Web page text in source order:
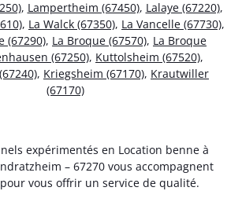
, Lampertheim (67450), Lalaye (67220),
, La Walck (67350), La Vancelle (67730),
(67290), La Broque (67570), La Broque
(67250), Kuttolsheim (67520),
, Kriegsheim (67170), Krautwiller
(67170)
expérimentés en Location benne à
– 67270 vous accompagnent
vous offrir un service de qualité.